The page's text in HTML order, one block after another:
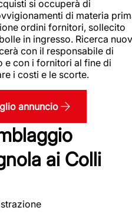
si occuperà di
di materia
ordini fornitori, sollecito
in ingresso. Ricerca
con il responsabile di
e con i fornitori al fine di
i costi e le scorte.
annuncio
ai Colli